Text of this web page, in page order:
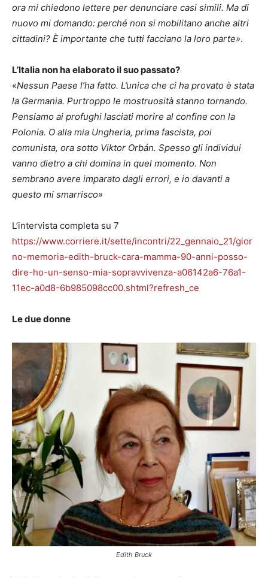
ora mi chiedono lettere per denunciare casi simili. Ma di
nuovo mi domando: perché non si mobilitano anche altri
cittadini? È importante che tutti facciano la loro parte».
L’Italia non ha elaborato il suo passato?
«Nessun Paese l’ha fatto. L’unica che ci ha provato è stata
la Germania. Purtroppo le mostruosità stanno tornando.
Pensiamo ai profughi lasciati morire al confine con la
Polonia. O alla mia Ungheria, prima fascista, poi
comunista, ora sotto Viktor Orbán. Spesso gli individui
vanno dietro a chi domina in quel momento. Non
sembrano avere imparato dagli errori, e io davanti a
questo mi smarrisco»
L’intervista completa su 7
https://www.corriere.it/sette/incontri/22_gennaio_21/gior
no-memoria-edith-bruck-cara-mamma-90-anni-posso-
dire-ho-un-senso-mia-sopravvivenza-a06142a6-76a1-
11ec-a0d8-6b985098cc00.shtml?refresh_ce
Le due donne
Edith Bruck